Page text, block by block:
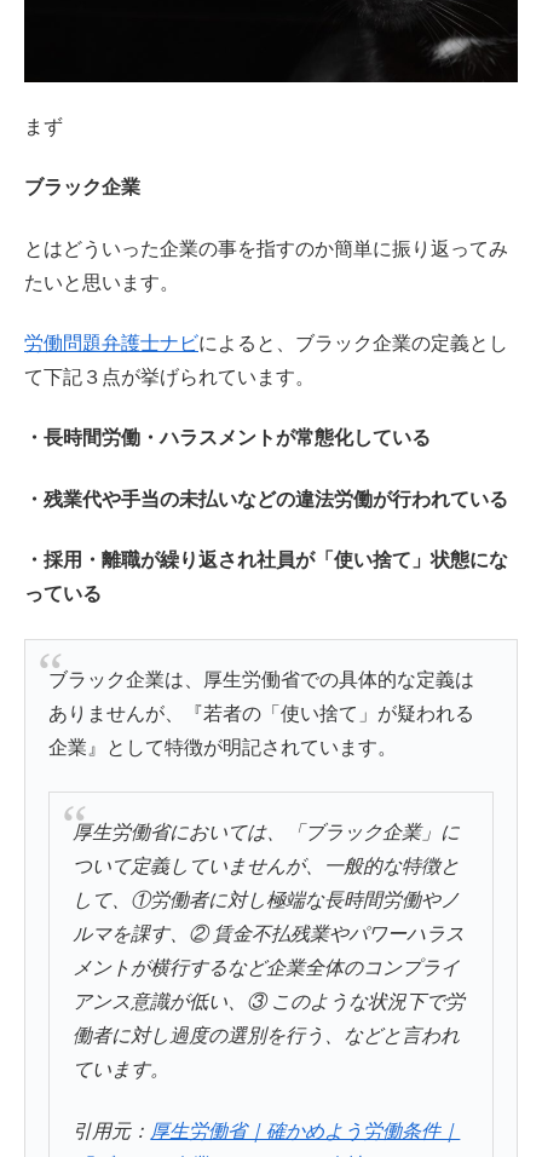
まず
ブラック企業
とはどういった企業の事を指すのか簡単に振り返ってみ
たいと思います。
労働問題弁護士ナビによると、ブラック企業の定義とし
て下記３点が挙げられています。
・長時間労働・ハラスメントが常態化している
・残業代や手当の未払いなどの違法労働が行われている
・採用・離職が繰り返され社員が「使い捨て」状態にな
っている
ブラック企業は、厚生労働省での具体的な定義は
ありませんが、『若者の「使い捨て」が疑われる
企業』として特徴が明記されています。
厚生労働省においては、「ブラック企業」に
ついて定義していませんが、一般的な特徴と
して、①労働者に対し極端な長時間労働やノ
ルマを課す、② 賃金不払残業やパワーハラス
メントが横行するなど企業全体のコンプライ
アンス意識が低い、③ このような状況下で労
働者に対し過度の選別を行う、などと言われ
ています。
引用元： 厚生労働省｜確かめよう労働条件｜